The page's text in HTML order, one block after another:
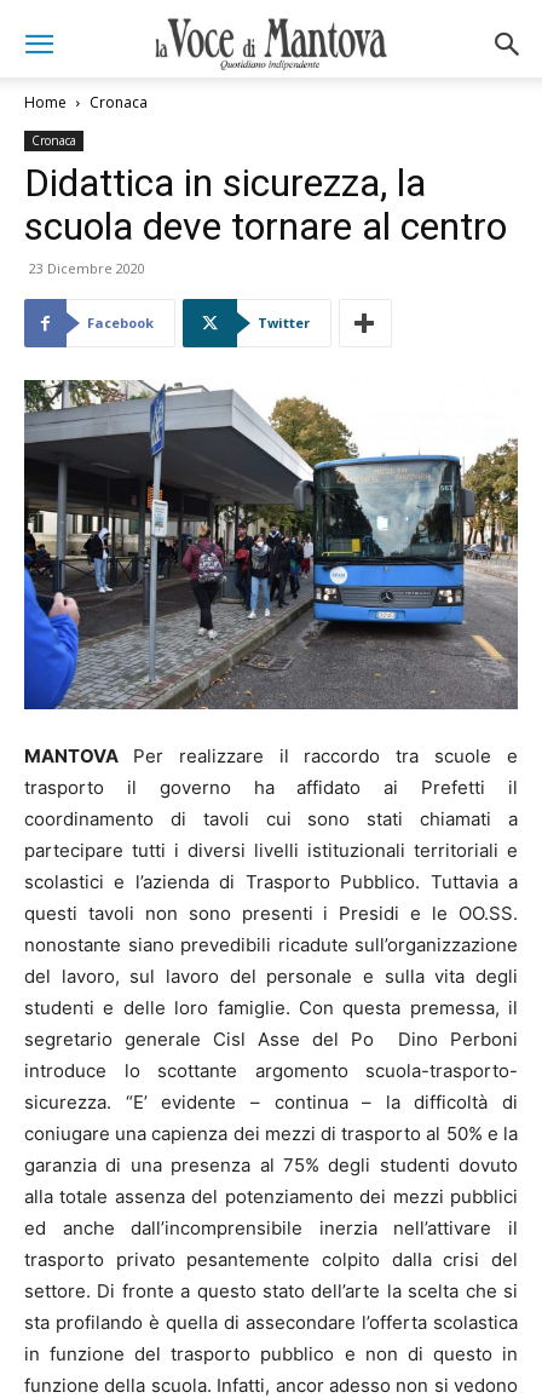
Home Cronaca
Cronaca
Didattica in sicurezza, la
scuola deve tornare al centro
23 Dicembre 2020
Facebook Twitter
MANTOVA Per realizzare il raccordo tra scuole e
trasporto il governo ha affidato ai Prefetti il
coordinamento di tavoli cui sono stati chiamati a
partecipare tutti i diversi livelli istituzionali territoriali e
scolastici e l’azienda di Trasporto Pubblico. Tuttavia a
questi tavoli non sono presenti i Presidi e le OO.SS.
nonostante siano prevedibili ricadute sull’organizzazione
del lavoro, sul lavoro del personale e sulla vita degli
studenti e delle loro famiglie. Con questa premessa, il
segretario generale Cisl Asse del Po Dino Perboni
introduce lo scottante argomento scuola-trasporto-
sicurezza. “E’ evidente – continua – la difficoltà di
coniugare una capienza dei mezzi di trasporto al 50% e la
garanzia di una presenza al 75% degli studenti dovuto
alla totale assenza del potenziamento dei mezzi pubblici
ed anche dall’incomprensibile inerzia nell’attivare il
trasporto privato pesantemente colpito dalla crisi del
settore. Di fronte a questo stato dell’arte la scelta che si
sta profilando è quella di assecondare l’offerta scolastica
in funzione del trasporto pubblico e non di questo in
funzione della scuola. Infatti, ancor adesso non si vedono